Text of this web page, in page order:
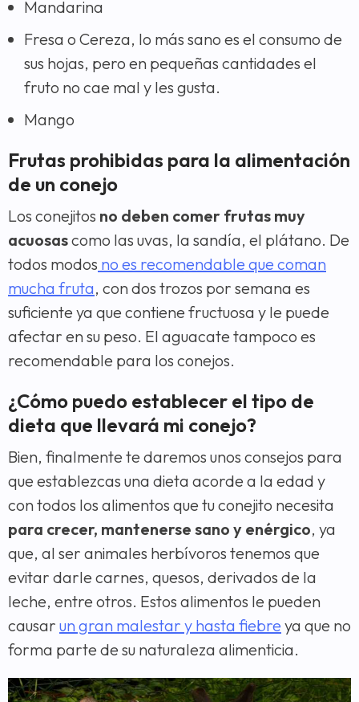
Mandarina
Fresa o Cereza, lo más sano es el consumo de
sus hojas, pero en pequeñas cantidades el
fruto no cae mal y les gusta.
Mango
Frutas prohibidas para la alimentación
de un conejo
Los conejitos no deben comer frutas muy
acuosascomo las uvas, la sandía, el plátano. De
todos modos no es recomendable que coman
mucha fruta, con dos trozos por semana es
suficiente ya que contiene fructuosa y le puede
afectar en su peso. El aguacate tampoco es
recomendable para los conejos.
¿Cómo puedo establecer el tipo de
dieta que llevará mi conejo?
Bien, finalmente te daremos unos consejos para
que establezcas una dieta acorde a la edad y
con todos los alimentos que tu conejito necesita
para crecer, mantenerse sano y enérgico, ya
que, al ser animales herbívoros tenemos que
evitar darle carnes, quesos, derivados de la
leche, entre otros. Estos alimentos le pueden
causar un gran malestar y hasta fiebre ya que no
forma parte de su naturaleza alimenticia.